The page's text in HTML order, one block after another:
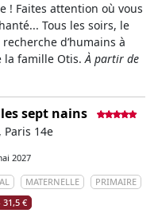
! Faites attention où vous
Tous les soirs, le
d’humains à
la famille Otis.À partir de
sept nains
Paris 14e
2027
MATERNELLE
PRIMAIRE
31,5 €